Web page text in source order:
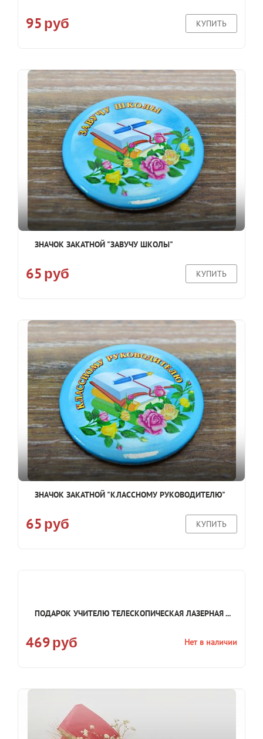
95 руб КУПИТЬ
ЗНАЧОК ЗАКАТНОЙ "ЗАВУЧУ ШКОЛЫ"
65 руб КУПИТЬ
ЗНАЧОК ЗАКАТНОЙ "КЛАССНОМУ РУКОВОДИТЕЛЮ"
65 руб КУПИТЬ
ПОДАРОК УЧИТЕЛЮ ТЕЛЕСКОПИЧЕСКАЯ ЛАЗЕРНАЯ ...
469 руб Нет в наличии